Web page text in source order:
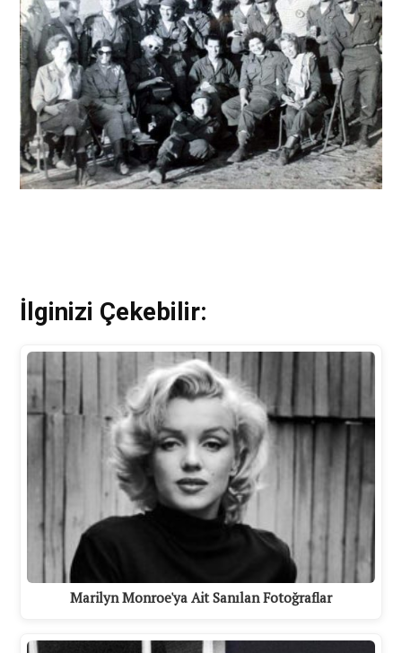
İlginizi Çekebilir:
Marilyn Monroe'ya Ait Sanılan Fotoğraflar